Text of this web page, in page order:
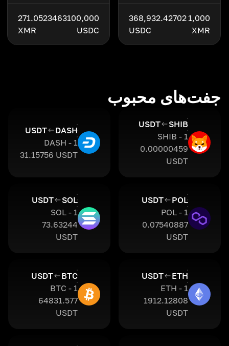
1,000
XMR
368,932.42702
USDC
100,000
USDC
271.0523463
XMR
جفت‌های محبوب
SHIB
USDT
1 SHIB -
0.00000459
USDT
DASH
USDT
1 DASH -
31.15756 USDT
POL
USDT
1 POL -
0.07540887
USDT
SOL
USDT
1 SOL -
73.63244
USDT
ETH
USDT
1 ETH -
1912.12808
USDT
BTC
USDT
1 BTC -
64831.577
USDT